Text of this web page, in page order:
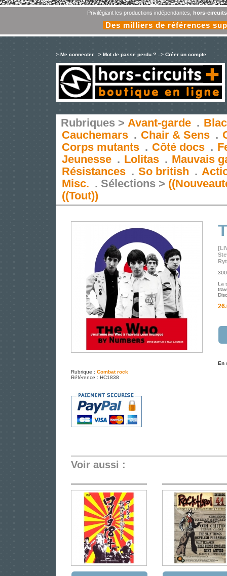
Privilégiant les productions indépendantes, hors-
Des milliers de références
> Me connecter > Mot de passe perdu ? > Créer un compte
Rubriques > Avant-garde .
Cauchemars . Chair & Sens .
Corps mutants . Côté docs .
Jeunesse . Lolitas . Mauvais
Résistances . So british .
Misc. . Sélections >
((Tout))
Rubrique : Combat rock
Référence : HC1838
La
En
Voir aussi :